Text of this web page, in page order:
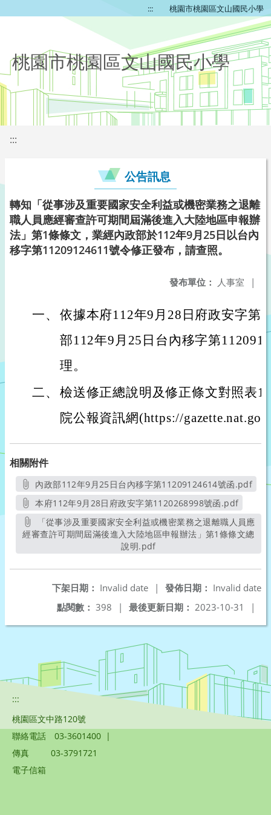
::: 桃園市桃園區文山國民小學
桃園市桃園區文山國民小學
:::
公告訊息
轉知「從事涉及重要國家安全利益或機密業務之退離
職人員應經審查許可期間屆滿後進入大陸地區申報辦
法」第1條條文，業經內政部於112年9月25日以台內
移字第11209124611號令修正發布，請查照。
發布單位： 人事室 |
一、 依據本府112年9月28日府政安字第
部112年9月25日台內移字第
理。
二、 檢送修正總說明及修正條文對照表1
院公報資訊網(https://
相關附件
內政部112年9月25日台內移字第11209124614號函.pdf
另開新視窗
本府112年9月28日府政安字第1120268998號函.pdf
另開新視窗
經審查許可期間屆滿後進入大陸地區申報辦法」第1條條文總
說明.pdf另開新視窗
發佈日期： Invalid date
下架日期： Invalid date
|
最後更新日期： 2023-10-31 |
點閱數： 398 |
:::
桃園區文中路120號
聯絡電話
03-3601400 |
傳真
03-3791721
電子信箱